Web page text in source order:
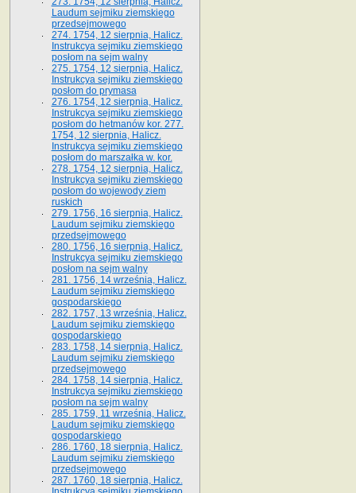
Laudum sejmiku ziemskiego
przedsejmowego
274. 1754, 12 sierpnia, Halicz.
Instrukcya sejmiku ziemskiego
posłom na sejm walny
275. 1754, 12 sierpnia, Halicz.
Instrukcya sejmiku ziemskiego
posłom do prymasa
276. 1754, 12 sierpnia, Halicz.
Instrukcya sejmiku ziemskiego
posłom do hetmanów kor. 277.
1754, 12 sierpnia, Halicz.
Instrukcya sejmiku ziemskiego
posłom do marszałka w. kor.
278. 1754, 12 sierpnia, Halicz.
Instrukcya sejmiku ziemskiego
posłom do wojewody ziem
ruskich
279. 1756, 16 sierpnia, Halicz.
Laudum sejmiku ziemskiego
przedsejmowego
280. 1756, 16 sierpnia, Halicz.
Instrukcya sejmiku ziemskiego
posłom na sejm walny
281. 1756, 14 września, Halicz.
Laudum sejmiku ziemskiego
gospodarskiego
282. 1757, 13 września, Halicz.
Laudum sejmiku ziemskiego
gospodarskiego
283. 1758, 14 sierpnia, Halicz.
Laudum sejmiku ziemskiego
przedsejmowego
284. 1758, 14 sierpnia, Halicz.
Instrukcya sejmiku ziemskiego
posłom na sejm walny
285. 1759, 11 września, Halicz.
Laudum sejmiku ziemskiego
gospodarskiego
286. 1760, 18 sierpnia, Halicz.
Laudum sejmiku ziemskiego
przedsejmowego
287. 1760, 18 sierpnia, Halicz.